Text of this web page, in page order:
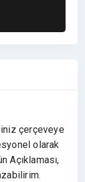
çerçeveye
olarak
Açıklaması,